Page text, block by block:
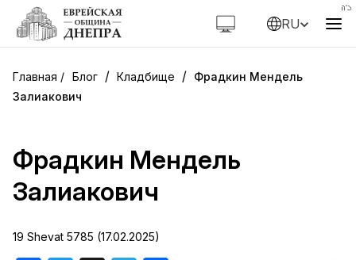
RU
Блог / Кладбище / Фрадкин Мендель
Залиакович
Фрадкин Мендель
Залиакович
19 Shevat 5785 (17.02.2025)